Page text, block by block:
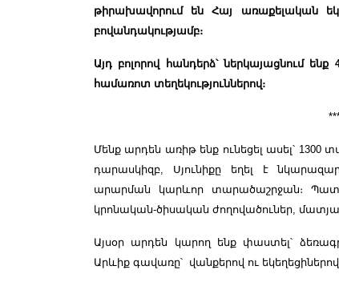
թիրախավորում են Հայ առաքելական
բովանդակությամբ։
Այդ բոլորով հանդերձ՝ ներկայացնում
համառոտ տեղեկություններով։
Մենք արդեն առիթ ենք ունեցել ասել՝ 1300
դարասկիզբ, Սյունիքը եղել է
արարման կարևոր տարածաշրջան։
կրոնական-ծիսական ժողովածուներ,
Այսօր արդեն կարող ենք փաստել՝
Արևիք գավառը՝ վանքերով ու